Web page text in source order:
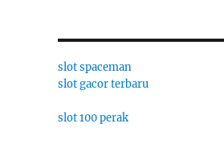
slot spaceman
slot gacor terbaru
slot 100 perak